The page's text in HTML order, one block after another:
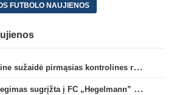
FUTBOLO NAUJIENOS
Vaikinų U15 rinktinė Taline sužaidė pirmąsias kontrolines rungtynes
Kristupas–Algirdas Padegimas sugrįžta į FC „Hegelmann” B sudėtį